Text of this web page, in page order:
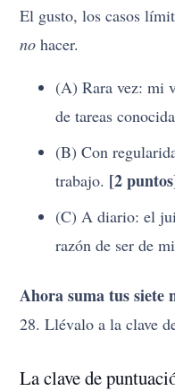
El gusto, los casos
no hacer.
(A) Rara vez: mi
de tareas
(B) Con
trabajo. [2
(C) A diario: el
razón de ser de
Ahora suma tus siete
28. Llévalo a la clave
La clave de